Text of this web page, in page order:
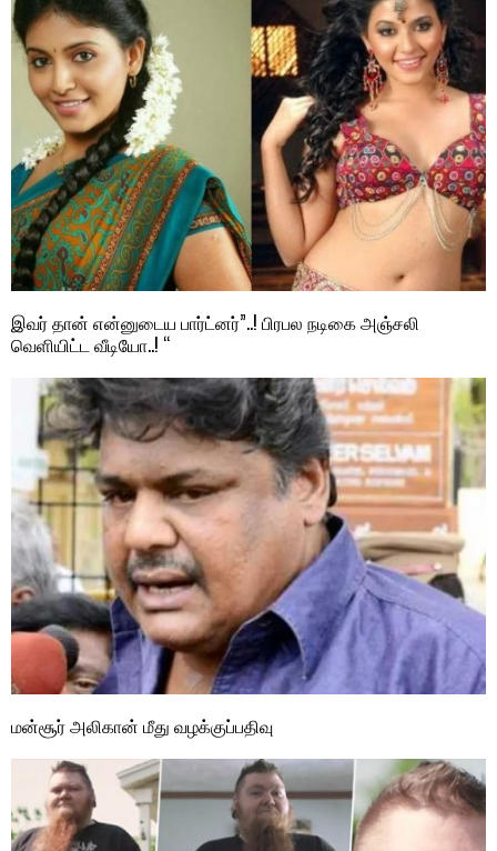
இவர் தான் என்னுடைய பார்ட்னர்”..! பிரபல நடிகை அஞ்சலி
வெளியிட்ட வீடியோ..! “
மன்சூர் அலிகான் மீது வழக்குப்பதிவு